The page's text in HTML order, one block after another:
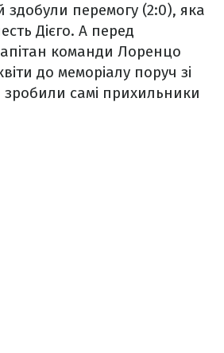
перемогу (2:0), яка
Дієго. А перед
команди Лоренцо
до меморіалу поруч зі
зробили самі прихильники